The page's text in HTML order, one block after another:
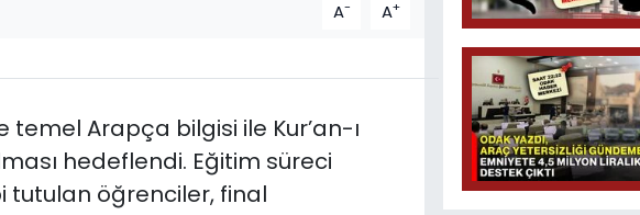
A- A+
Arapça bilgisi ile Kur’an-ı
hedeflendi. Eğitim süreci
öğrenciler, final